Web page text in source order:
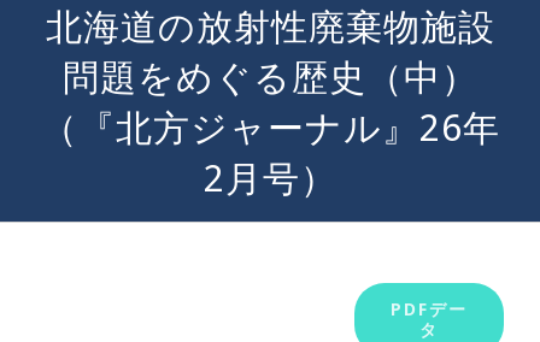
北海道の放射性廃棄物施設
問題をめぐる歴史（中）
（『北方ジャーナル』26年
2月号）
PDFデー
タ